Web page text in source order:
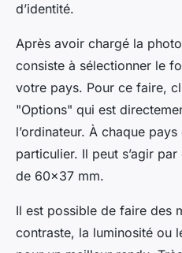
d’identité.
Après avoir chargé la
consiste à sélectionner le
votre pays. Pour ce faire,
"Options" qui est
l’ordinateur. À chaque
particulier. Il peut s’agir
de 60×37 mm.
Il est possible de faire des
contraste, la luminosité ou